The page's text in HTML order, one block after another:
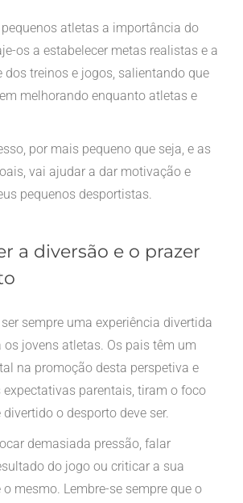
atletas a importância do
os a estabelecer metas realistas e a
dos treinos e jogos, salientando que
melhorando enquanto atletas e
por mais pequeno que seja, e as
vai ajudar a dar motivação e
pequenos desportistas.
a diversão e o prazer
sempre uma experiência divertida
os jovens atletas. Os pais têm um
na promoção desta perspetiva e
expectativas parentais, tiram o foco
o desporto deve ser.
demasiada pressão, falar
do jogo ou criticar a sua
mesmo. Lembre-se sempre que o